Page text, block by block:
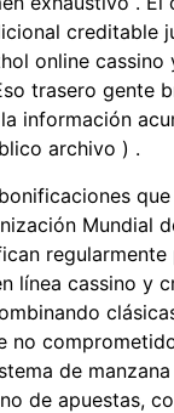
online
trasero
información
archivo ) .
Mundial
línea cassino y
de
de apuestas,